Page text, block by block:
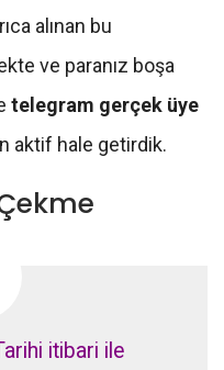
alınan bu
ve paranız boşa
telegram gerçek üye
aktif hale getirdik.
itibari ile